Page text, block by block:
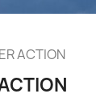
ACTION